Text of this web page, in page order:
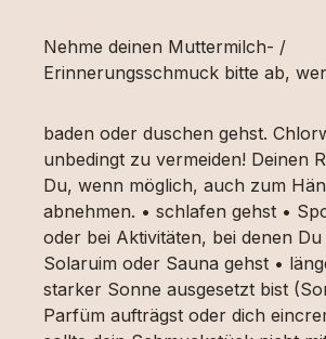
Nehme deinen Muttermilch- /
Erinnerungsschmuck bitte ab,
baden oder duschen gehst.
unbedingt zu vermeiden! Deinen
Du, wenn möglich, auch zum
abnehmen. • schlafen gehst •
oder bei Aktivitäten, bei denen
Solaruim oder Sauna gehst •
starker Sonne ausgesetzt bist
Parfüm aufträgst oder dich